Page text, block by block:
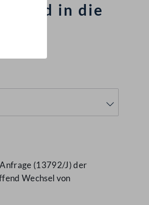
und in die
(13792/J) der
Wechsel von